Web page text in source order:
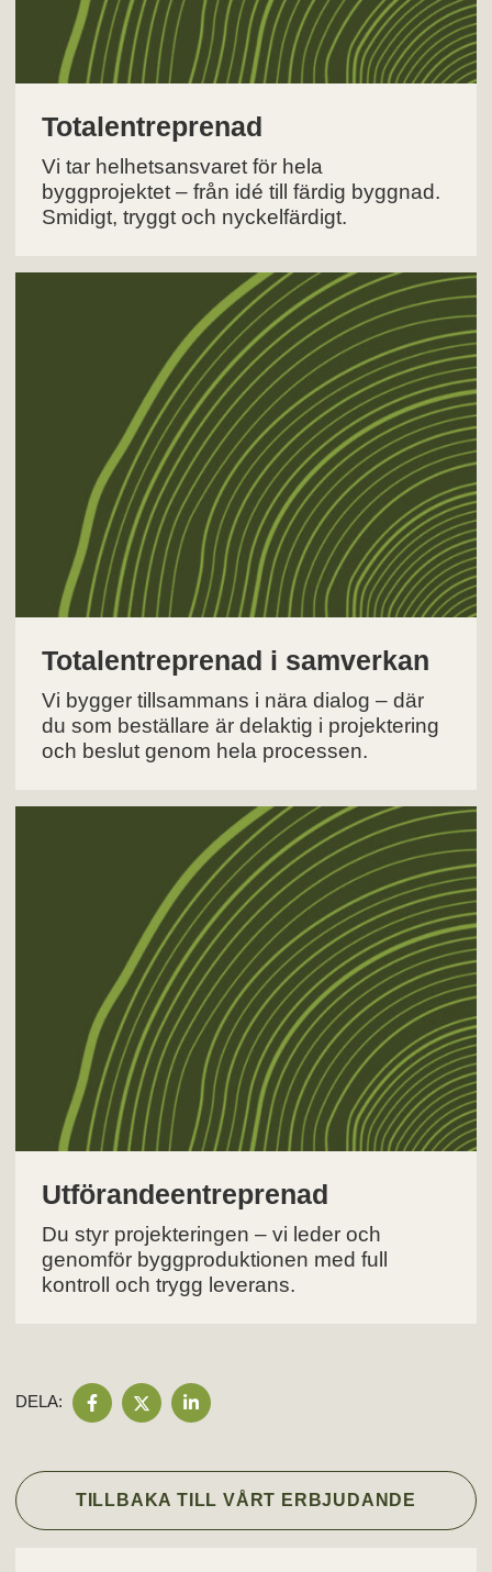
Totalentreprenad
Vi tar helhetsansvaret för hela
byggprojektet – från idé till färdig byggnad.
Smidigt, tryggt och nyckelfärdigt.
Totalentreprenad i samverkan
Vi bygger tillsammans i nära dialog – där
du som beställare är delaktig i projektering
och beslut genom hela processen.
Utförandeentreprenad
Du styr projekteringen – vi leder och
genomför byggproduktionen med full
kontroll och trygg leverans.
DELA:
DELA
PÅ
DELA
PÅ
DELA
PÅ
TILLBAKA TILL VÅRT ERBJUDANDE